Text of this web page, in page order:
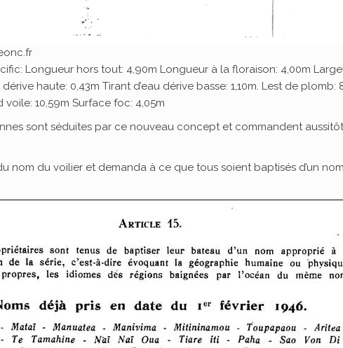
Longueur hors tout: 4,90m Longueur à la floraison: 4,00m
dérive haute: 0,43m Tirant d’eau dérive basse: 1,10m. Lest de
10,59m Surface foc: 4,05m
sont séduites par ce nouveau concept et commandent
nom du voilier et demanda à ce que tous soient baptisés d’un